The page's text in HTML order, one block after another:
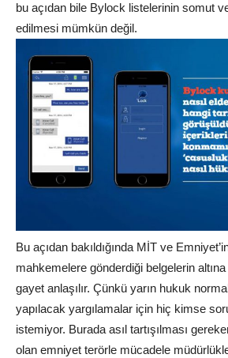
bu açıdan bile Bylock listelerinin somut
edilmesi mümkün değil.
Bu açıdan bakıldığında MİT ve
mahkemelere gönderdiği belgelerin
gayet anlaşılır. Çünkü yarın hukuk
yapılacak yargılamalar için hiç kimse
istemiyor. Burada asıl tartışılması
olan emniyet terörle mücadele